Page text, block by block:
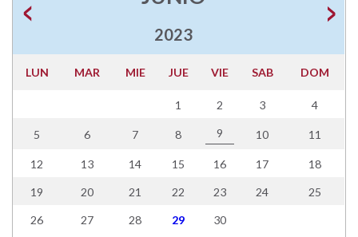
2023
LUN MAR MIE JUE VIE SAB DOM
1 2 3 4
5 6 7 8 9 10 11
12 13 14 15 16 17 18
19 20 21 22 23 24 25
26 27 28 29 30